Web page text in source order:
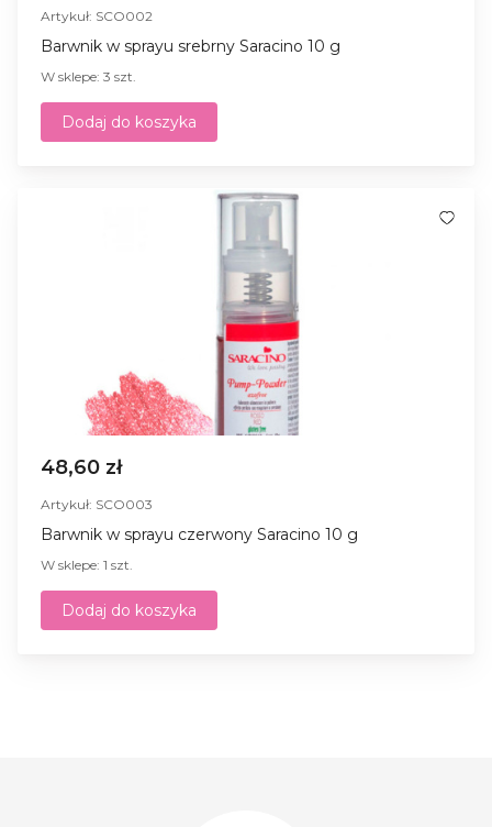
Artykuł: SCO002
Barwnik w sprayu srebrny Saracino 10 g
W sklepe: 3 szt.
Dodaj do koszyka
48,60 zł
Artykuł: SCO003
Barwnik w sprayu czerwony Saracino 10 g
W sklepe: 1 szt.
Dodaj do koszyka